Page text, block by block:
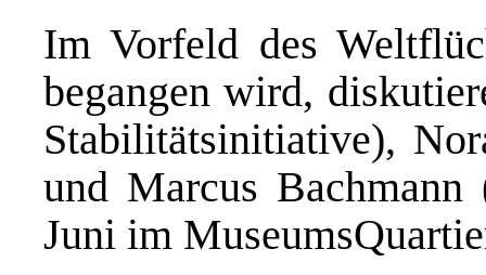
Im Vorfeld des
begangen wird,
Stabilitätsinitiative),
und Marcus
Juni im